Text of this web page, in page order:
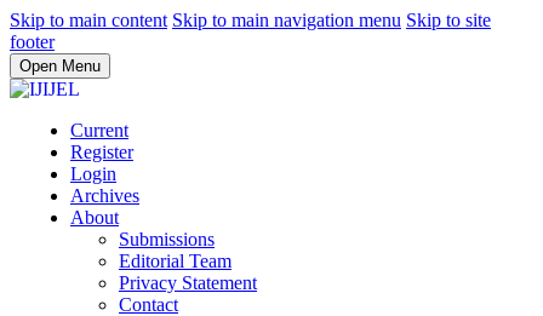
Skip to main content Skip to main navigation menu Skip to site
footer
Open Menu
Current
Register
Login
Archives
About
Submissions
Editorial Team
Privacy Statement
Contact